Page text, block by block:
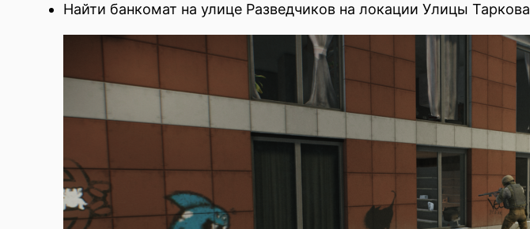
Найти банкомат на улице Разведчиков на локации Улицы Таркова